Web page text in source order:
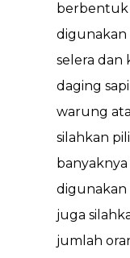
berbentuk
digunakan
selera dan
daging
warung
silahkan
juga
jumlah